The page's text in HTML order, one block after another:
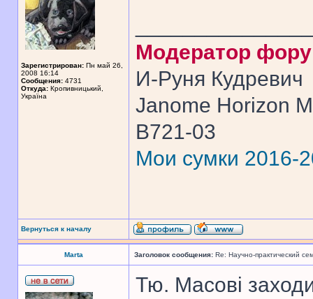
Зарегистрирован: Пн май 26,
2008 16:14
Сообщения: 4731
Откуда: Кропивницький,
Україна
Модератор
И-Руня Кудревич
Janome Horizon
B721-03
Мои сумки 2016-
Вернуться к началу
Marta Заголовок сообщения: Re: Научно-практический
Тю. Масові